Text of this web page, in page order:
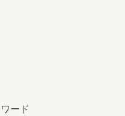
ード